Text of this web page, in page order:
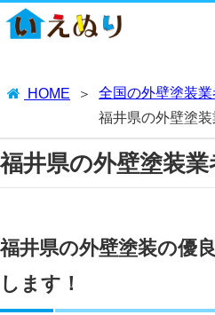
HOME
全国の外壁塗装業
福井県の外壁塗
福井県の外壁塗装業
福井県の外壁塗装の優
します！